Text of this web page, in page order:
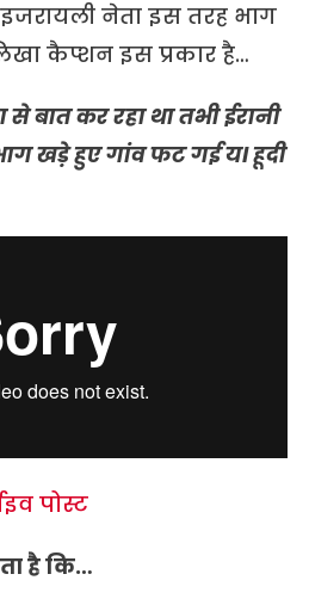
नेता इस तरह भाग
कैप्शन इस प्रकार है…
सेबातकररहा थातभीईरानी
खड़ेहुएगांवफटगईयlहूदी
पोस्ट
हैकि…